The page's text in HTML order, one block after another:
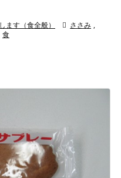
ます（食全般）  ささみ ,
食